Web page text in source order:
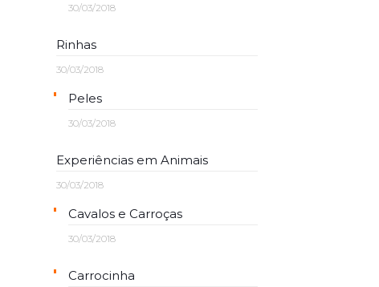
30/03/2018
Rinhas
30/03/2018
Peles
30/03/2018
Experiências em Animais
30/03/2018
Cavalos e Carroças
30/03/2018
Carrocinha